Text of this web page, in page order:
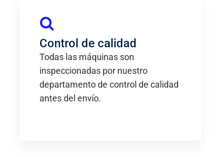
Control de calidad
Todas las máquinas son
inspeccionadas por nuestro
departamento de control de calidad
antes del envío.